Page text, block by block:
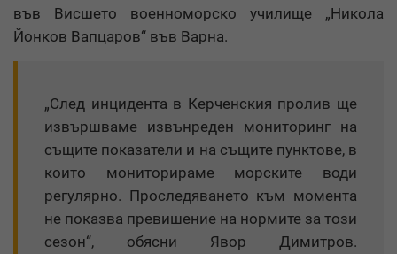
във Висшето военноморско училище „Никола
Йонков Вапцаров“ във Варна.
„След инцидента в Керченския пролив ще
извършваме извънреден мониторинг на
същите показатели и на същите пунктове, в
които мониторираме морските води
регулярно. Проследяването към момента
не показва превишение на нормите за този
сезон“, обясни Явор Димитров.